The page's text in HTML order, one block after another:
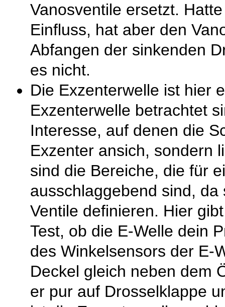
Vanosventile ersetzt.
Einfluss, hat aber den
Abfangen der sinkenden
es nicht.
Die Exzenterwelle ist hier
Exzenterwelle betrachtet
Interesse, auf denen die
Exzenter ansich, sondern
sind die Bereiche, die für
ausschlaggebend sind,
Ventile definieren. Hier
Test, ob die E-Welle dein
des Winkelsensors der E-
Deckel gleich neben dem
er pur auf Drosselklappe